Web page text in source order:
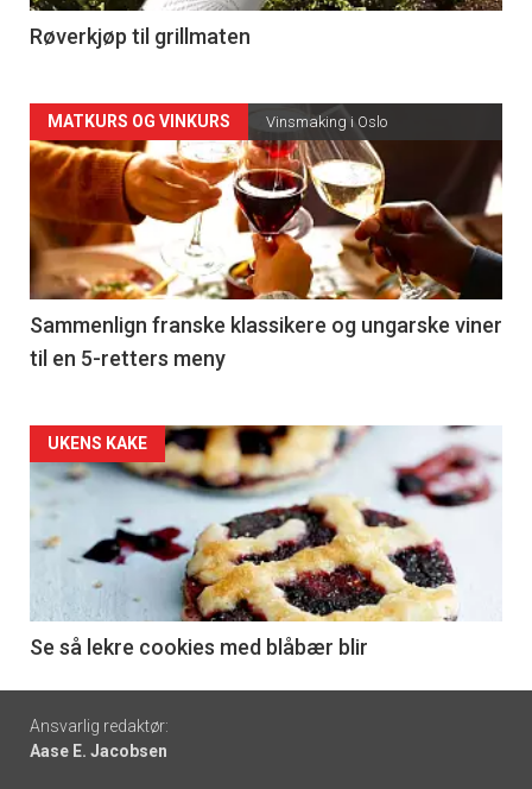
4
Røverkjøp til grillmaten
Forsiden
akkurat
nå
-
5
MATKURS OG VINKURS Vinsmaking i Oslo
Sammenlign franske klassikere og ungarske viner
til en 5-retters meny
Forsiden
akkurat
nå
6
UKENS KAKE
Se så lekre cookies med blåbær blir
Footer
-
Ansvarlig redaktør:
Aase E. Jacobsen